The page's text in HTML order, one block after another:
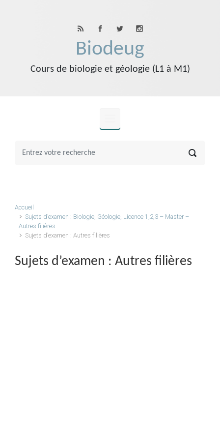
Biodeug
Cours de biologie et géologie (L1 à M1)
Accueil
Sujets d’examen : Biologie, Géologie, Licence 1,2,3 – Master –
Autres filières
Sujets d’examen : Autres filières
Sujets d’examen : Autres filières